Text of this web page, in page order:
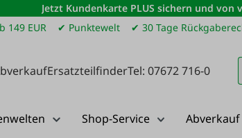
Jetzt Kundenkarte PLUS sichern und
149 EUR
✔ Punktewelt ✔ 30 Tage
ErsatzteilfinderTel: 07672 716-0
Shop-Service Abverkauf